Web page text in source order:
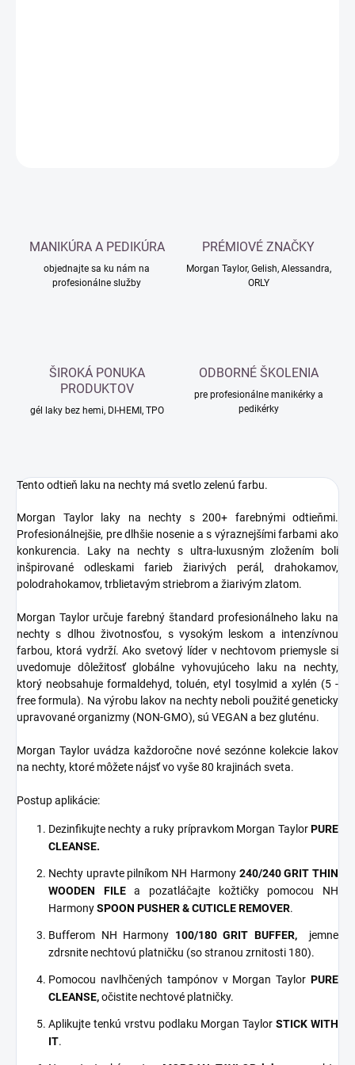
MANIKÚRA A PEDIKÚRA
objednajte sa ku nám na
profesionálne služby
PRÉMIOVÉ ZNAČKY
Morgan Taylor, Gelish, Alessandra,
ORLY
ŠIROKÁ PONUKA
PRODUKTOV
gél laky bez hemi, DI-HEMI, TPO
ODBORNÉ ŠKOLENIA
pre profesionálne manikérky a
pedikérky
Tento odtieň laku na nechty má svetlo zelenú farbu.
Morgan Taylor laky na nechty s 200+ farebnými odtieňmi.
Profesionálnejšie, pre dlhšie nosenie a s výraznejšími farbami ako
konkurencia. Laky na nechty s ultra-luxusným zložením boli
inšpirované odleskami farieb žiarivých perál, drahokamov,
polodrahokamov, trblietavým striebrom a žiarivým zlatom.
Morgan Taylor určuje farebný štandard profesionálneho laku na
nechty s dlhou životnosťou, s vysokým leskom a intenzívnou
farbou, ktorá vydrží. Ako svetový líder v nechtovom priemysle si
uvedomuje dôležitosť globálne vyhovujúceho laku na nechty,
ktorý neobsahuje formaldehyd, toluén, etyl tosylmid a xylén (5 -
free formula). Na výrobu lakov na nechty neboli použité geneticky
upravované organizmy (NON-GMO), sú VEGAN a bez gluténu.
Morgan Taylor uvádza každoročne nové sezónne kolekcie lakov
na nechty, ktoré môžete nájsť vo vyše 80 krajinách sveta.
Postup aplikácie:
Dezinfikujte nechty a ruky prípravkom Morgan TaylorPURE
CLEANSE.
Nechty upravte pilníkom NH Harmony 240/240 GRIT THIN
WOODEN FILEa pozatláčajte kožtičky pomocou NH
HarmonySPOON PUSHER & CUTICLE REMOVER.
Bufferom NH Harmony 100/180 GRIT BUFFER,jemne
zdrsnite nechtovú platničku (so stranou zrnitosti 180).
Pomocou navlhčených tampónov v Morgan Taylor PURE
CLEANSE,očistite nechtové platničky.
Aplikujte tenkú vrstvu podlaku Morgan TaylorSTICK WITH
IT.